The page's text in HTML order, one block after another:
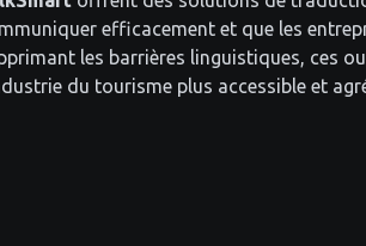
efficacement et que les
les barrières linguistiques, ces
du tourisme plus accessible et